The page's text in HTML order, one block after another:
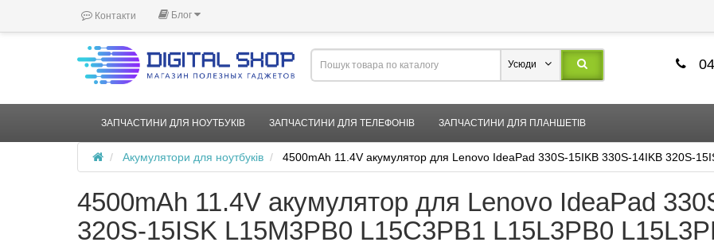
Контакти Блог
Усюди
ЗАПЧАСТИНИ ДЛЯ НОУТБУКІВ ЗАПЧАСТИНИ ДЛЯ ТЕЛЕФОНІВ ЗАПЧАСТИНИ ДЛЯ ПЛАНШЕТІВ
Акумулятори для ноутбуків 4500mAh 11.4V акумулятор для Lenovo IdeaPad 330S-15IKB 330S-14IKB 320S-
4500mAh 11.4V акумулятор для Lenovo IdeaPad
320S-15ISK L15M3PB0 L15C3PB1 L15L3PB0